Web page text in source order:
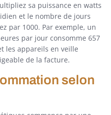
sa puissance en watts
et le nombre de jours
par 1000. Par exemple, un
par jour consomme 657
les appareils en veille
de la facture.
selon